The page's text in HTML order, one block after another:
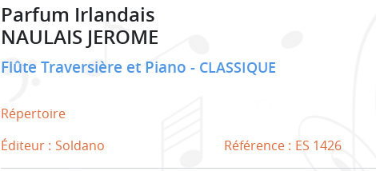
Parfum Irlandais
NAULAIS JEROME
Flûte Traversière et Piano CLASSIQUE
Répertoire
Éditeur : Soldano Référence : ES 1426